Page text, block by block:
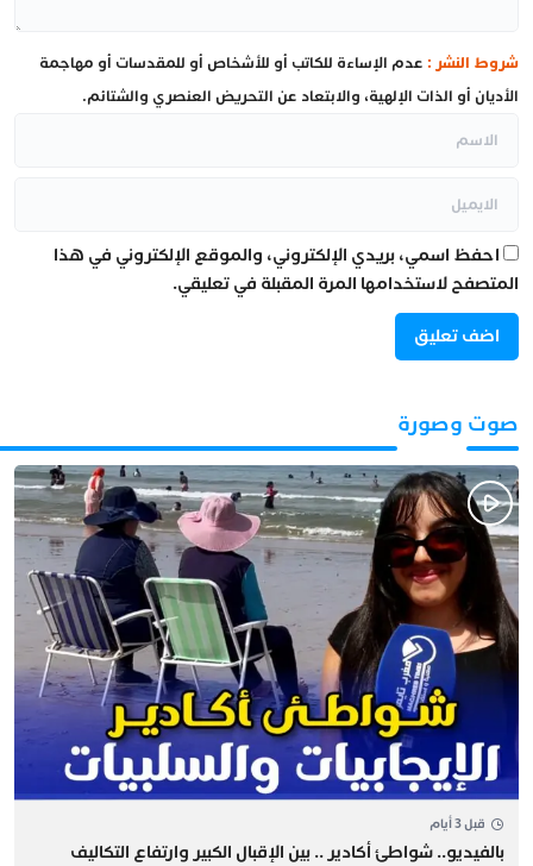
شروط النشر : عدم الإساءة للكاتب أو للأشخاص أو للمقدسات أو مهاجمة
الأديان أو الذات الإلهية، والابتعاد عن التحريض العنصري والشتائم.
احفظ اسمي، بريدي الإلكتروني، والموقع الإلكتروني في هذا
المتصفح لاستخدامها المرة المقبلة في تعليقي.
صوت وصورة
قبل 3 أيام
بالفيديو.. شواطئ أكادير .. بين الإقبال الكبير وارتفاع التكاليف